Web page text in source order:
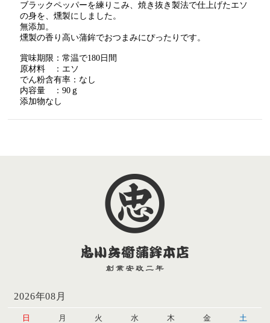
ブラックペッパーを練りこみ、焼き抜き製法で仕上げたエソ
の身を、燻製にしました。
無添加。
燻製の香り高い蒲鉾でおつまみにぴったりです。
賞味期限：常温で180日間
原材料 ：エソ
でん粉含有率：なし
内容量 ：90ｇ
添加物なし
2026年08月
日 月 火 水 木 金 土